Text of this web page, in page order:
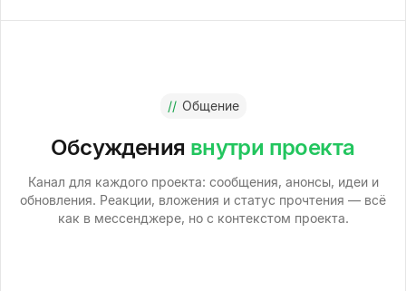
// Общение
Обсуждения внутри проекта
Канал для каждого проекта: сообщения, анонсы, идеи и
обновления. Реакции, вложения и статус прочтения — всё
как в мессенджере, но с контекстом проекта.